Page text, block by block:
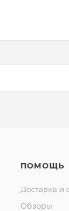
ПОМОЩЬ
Доставка и
Обзоры